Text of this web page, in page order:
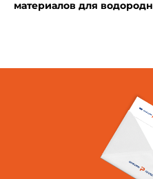
материалов для